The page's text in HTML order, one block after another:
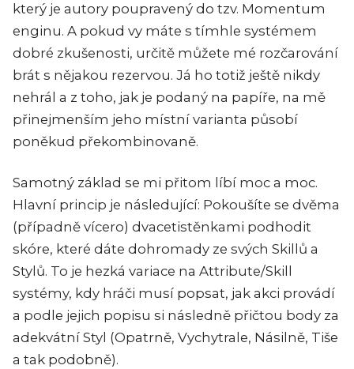
který je autory poupravený do tzv. Momentum
enginu. A pokud vy máte s tímhle systémem
dobré zkušenosti, určitě můžete mé rozčarování
brát s nějakou rezervou. Já ho totiž ještě nikdy
nehrál a z toho, jak je podaný na papíře, na mě
přinejmenším jeho místní varianta působí
poněkud překombinovaně.
Samotný základ se mi přitom líbí moc a moc.
Hlavní princip je následující: Pokoušíte se dvěma
(případně vícero) dvacetistěnkami podhodit
skóre, které dáte dohromady ze svých Skillů a
Stylů. To je hezká variace na Attribute/Skill
systémy, kdy hráči musí popsat, jak akci provádí
a podle jejich popisu si následně přičtou body za
adekvátní Styl (Opatrně, Vychytrale, Násilně, Tiše
a tak podobně).